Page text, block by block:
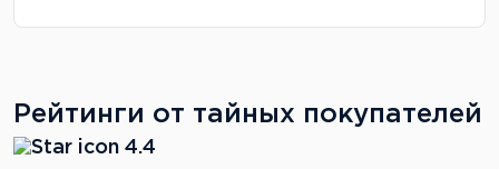
что меня привлекла их связь с РБК — как-то
внушало доверие. Во время обучения поняла,
Рейтинги от тайных покупателей
4.4